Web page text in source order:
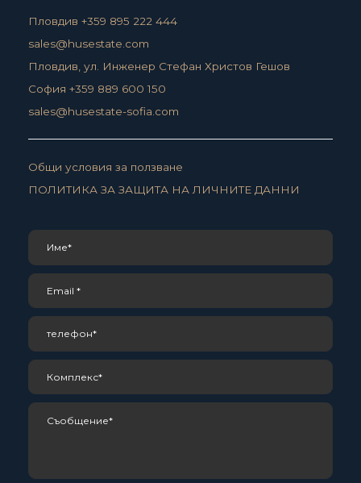
Пловдив +359 895 222 444
sales@husestate.com
Пловдив, ул. Инженер Стефан Христов Гешов
София +359 889 600 150
sales@husestate-sofia.com
Общи условия за ползване
ПОЛИТИКА ЗА ЗАЩИТА НА ЛИЧНИТЕ ДАННИ